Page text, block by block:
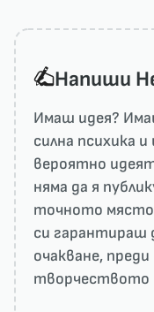
Напиши
Имаш идея?
силна психика
вероятно
няма да я
точното
си гарантираш
очакване,
творчеството